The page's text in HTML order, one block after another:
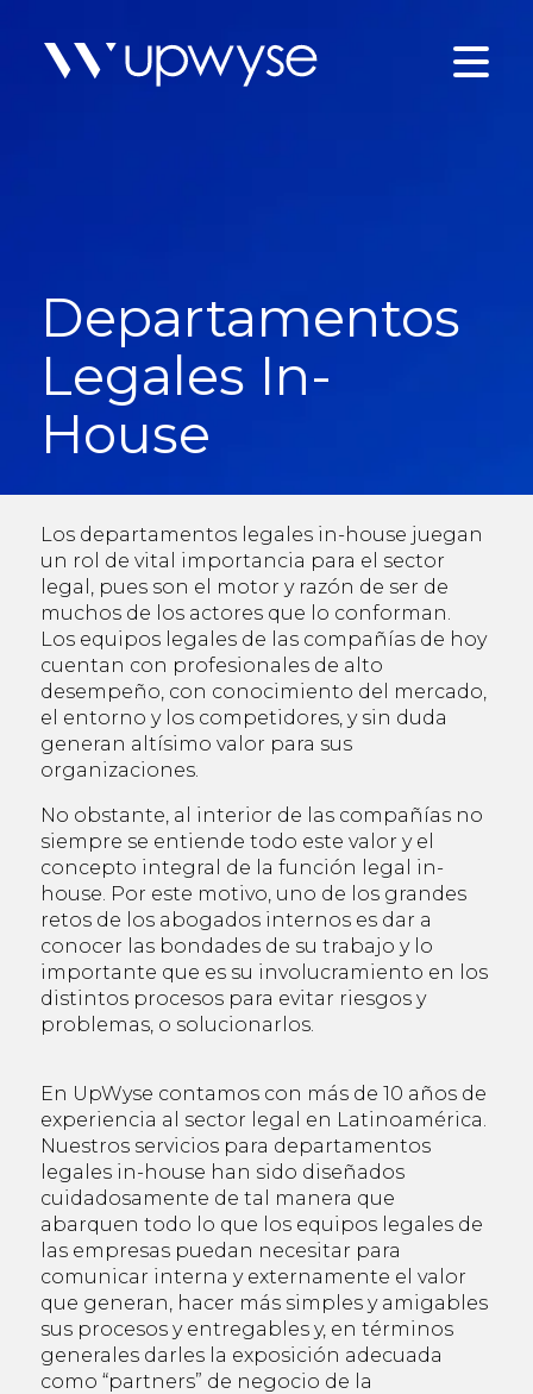
Departamentos
Legales In-
House
Los departamentos legales in-house juegan
un rol de vital importancia para el sector
legal, pues son el motor y razón de ser de
muchos de los actores que lo conforman.
Los equipos legales de las compañías de hoy
cuentan con profesionales de alto
desempeño, con conocimiento del mercado,
el entorno y los competidores, y sin duda
generan altísimo valor para sus
organizaciones.
No obstante, al interior de las compañías no
siempre se entiende todo este valor y el
concepto integral de la función legal in-
house. Por este motivo, uno de los grandes
retos de los abogados internos es dar a
conocer las bondades de su trabajo y lo
importante que es su involucramiento en los
distintos procesos para evitar riesgos y
problemas, o solucionarlos.
En UpWyse contamos con más de 10 años de
experiencia al sector legal en Latinoamérica.
Nuestros servicios para departamentos
legales in-house han sido diseñados
cuidadosamente de tal manera que
abarquen todo lo que los equipos legales de
las empresas puedan necesitar para
comunicar interna y externamente el valor
que generan, hacer más simples y amigables
sus procesos y entregables y, en términos
generales darles la exposición adecuada
como “partners” de negocio de la